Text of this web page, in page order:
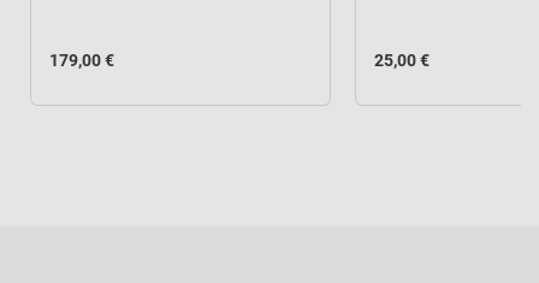
179,00 € 25,00 €